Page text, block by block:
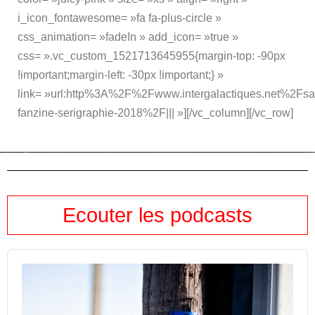
i_icon_fontawesome= »fa fa-plus-circle »
css_animation= »fadeIn » add_icon= »true »
css= ».vc_custom_1521713645955{margin-top: -90px
!important;margin-left: -30px !important;} »
link=
fanzine-serigraphie-2018%2F||| »][/vc_column][/vc_row]
Ecouter les podcasts
Audio